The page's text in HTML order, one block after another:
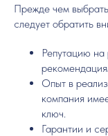
Прежде чем
следует обратить
Репутацию
Опыт в
компания
ключ.
Гарантии и